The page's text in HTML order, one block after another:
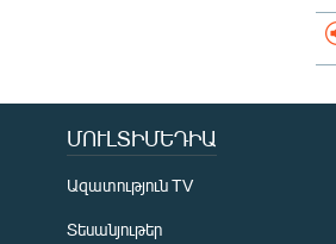
ՄՈՒԼՏԻՄԵԴԻԱ
Ազատություն TV
Տեսանյութեր